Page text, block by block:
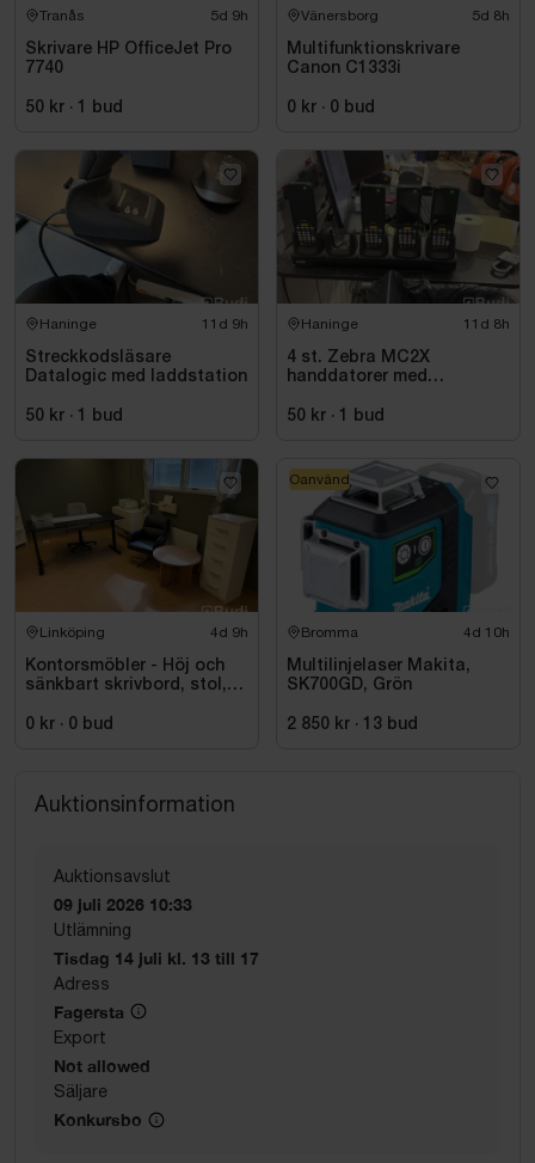
Tranås 5d 9h
Skrivare HP OfficeJet Pro
7740
50 kr · 1 bud
Vänersborg 5d 8h
Multifunktionskrivare
Canon C1333i
0 kr · 0 bud
Haninge 11d 9h
Streckkodsläsare
Datalogic med laddstation
50 kr · 1 bud
Haninge 11d 8h
4 st. Zebra MC2X
handdatorer med
50 kr · 1 bud
Linköping 4d 9h
Kontorsmöbler - Höj och
sänkbart skrivbord, stol,
0 kr · 0 bud
Bromma 4d 10h
Multilinjelaser Makita,
SK700GD, Grön
2 850 kr · 13 bud
Oanvänd
Auktionsinformation
Auktionsavslut
09 juli 2026 10:33
Utlämning
Tisdag 14 juli kl. 13 till 17
Adress
Fagersta
Export
Not allowed
Säljare
Konkursbo